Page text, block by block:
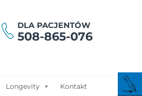
DLA PACJENTÓW
508-865-076
Longevity Kontakt